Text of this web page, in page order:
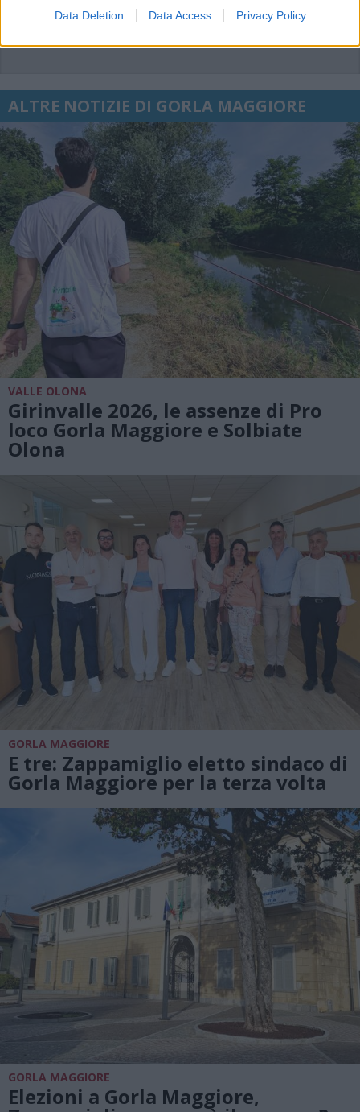
Data Deletion Data Access Privacy Policy
ALTRE NOTIZIE DI GORLA MAGGIORE
VALLE OLONA
Girinvalle 2026, le assenze di Pro
loco Gorla Maggiore e Solbiate
Olona
GORLA MAGGIORE
E tre: Zappamiglio eletto sindaco di
Gorla Maggiore per la terza volta
GORLA MAGGIORE
Elezioni a Gorla Maggiore,